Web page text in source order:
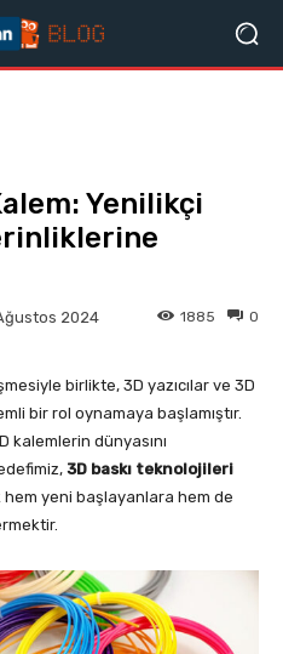
Yenilikçi
2024 0
1885
birlikte, 3D yazıcılar ve 3D
bir rol oynamaya başlamıştır.
kalemlerin dünyasını
3D baskı teknolojileri
yeni başlayanlara hem de